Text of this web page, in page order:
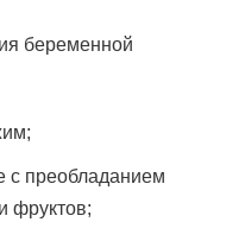
беременной
с преобладанием
фруктов;